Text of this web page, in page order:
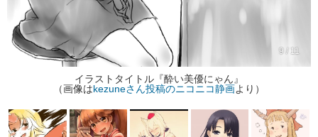
9 / 11
イラストタイトル『酔い美優にゃん』
（画像はkezuneさん投稿のニコニコ静画より）